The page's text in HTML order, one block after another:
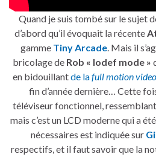
Quand je suis tombé sur le sujet
d’abord qu’il évoquait la récente
gamme Tiny Arcade. Mais il
bricolage de Rob « lodef mode »
en bidouillantde lafull motion video
fin d’année dernière… Cette
téléviseur fonctionnel,
mais c’est un LCD moderne qui a
nécessaires est indiquée sur
respectifs, et il faut savoir que la